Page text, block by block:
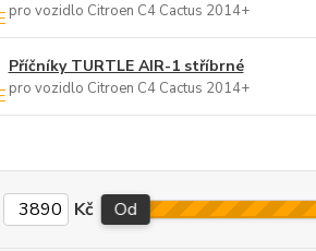
pro vozidlo Citroen C4 Cactus 2014+
Příčníky TURTLE AIR-1 stříbrné
pro vozidlo Citroen C4 Cactus 2014+
Kč Od